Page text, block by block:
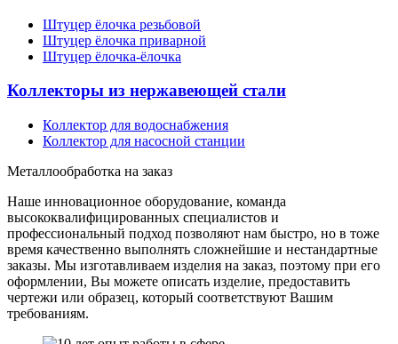
Штуцер ёлочка резьбовой
Штуцер ёлочка приварной
Штуцер ёлочка-ёлочка
Коллекторы из нержавеющей стали
Коллектор для водоснабжения
Коллектор для насосной станции
Металлообработка на заказ
Наше инновационное оборудование, команда
высококвалифицированных специалистов и
профессиональный подход позволяют нам быстро, но в тоже
время качественно выполнять сложнейшие и нестандартные
заказы. Мы изготавливаем изделия на заказ, поэтому при его
оформлении, Вы можете описать изделие, предоставить
чертежи или образец, который соответствуют Вашим
требованиям.